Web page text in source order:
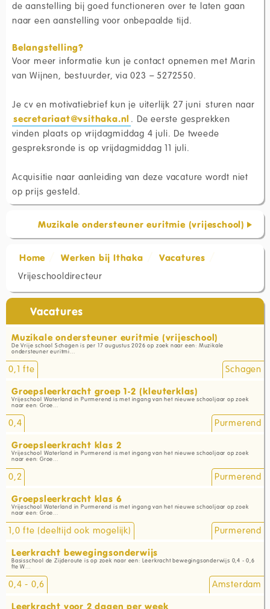
de aanstelling bij goed functioneren over te laten gaan
naar een aanstelling voor onbepaalde tijd.
Belangstelling?
Voor meer informatie kun je contact opnemen met Marin
van Wijnen, bestuurder, via 023 – 5272550.
Je cv en motivatiebrief kun je uiterlijk 27 juni sturen naar
secretariaat@vsithaka.nl . De eerste gesprekken
vinden plaats op vrijdagmiddag 4 juli. De tweede
gespreksronde is op vrijdagmiddag 11 juli.
Acquisitie naar aanleiding van deze vacature wordt niet
op prijs gesteld.
Muzikale ondersteuner euritmie (vrijeschool)
Home Werken bij Ithaka
Vacatures
Vrijeschooldirecteur
Vacatures
Muzikale ondersteuner euritmie (vrijeschool)
De Vrije school Schagen is per 17 augustus 2026 op zoek naar een: Muzikale
ondersteuner euritmi...
0,1 fte
Schagen
Groepsleerkracht groep 1-2 (kleuterklas)
Vrijeschool Waterland in Purmerend is met ingang van het nieuwe schooljaar op zoek
naar een: Groe...
0,4
Purmerend
Groepsleerkracht klas 2
Vrijeschool Waterland in Purmerend is met ingang van het nieuwe schooljaar op zoek
naar een: Groe...
0,2
Purmerend
Groepsleerkracht klas 6
Vrijeschool Waterland in Purmerend is met ingang van het nieuwe schooljaar op zoek
naar een: Groe...
1,0 fte (deeltijd ook mogelijk)
Purmerend
Leerkracht bewegingsonderwijs
Basisschool de Zijderoute is op zoek naar een: Leerkracht bewegingsonderwijs 0,4 - 0,6
fte W...
0,4 - 0,6
Amsterdam
Leerkracht voor 2 dagen per week